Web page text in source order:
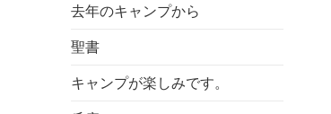
去年のキャンプから
聖書
キャンプが楽しみです。